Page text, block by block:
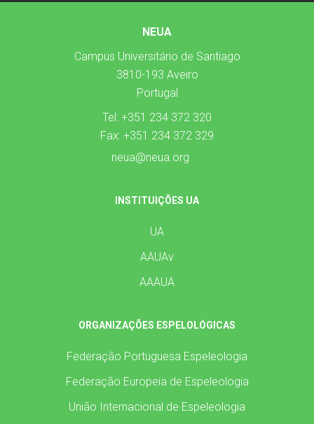
NEUA
Campus Universitário de Santiago
3810-193 Aveiro
Portugal
Tel: +351 234 372 320
Fax: +351 234 372 329
neua@neua.org
INSTITUIÇÕES UA
UA
AAUAv
AAAUA
ORGANIZAÇÕES ESPELOLÓGICAS
Federação Portuguesa Espeleologia
Federação Europeia de Espeleologia
União Internacional de Espeleologia